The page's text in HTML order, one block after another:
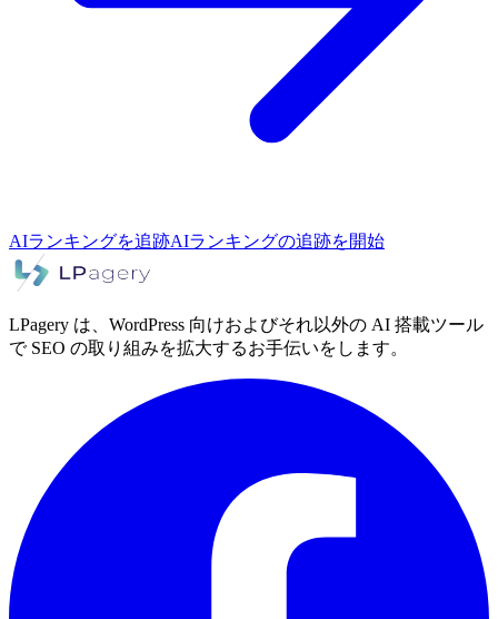
AIランキングを追跡AIランキングの追跡を開始
LPagery は、WordPress 向けおよびそれ以外の AI 搭載ツール
で SEO の取り組みを拡大するお手伝いをします。